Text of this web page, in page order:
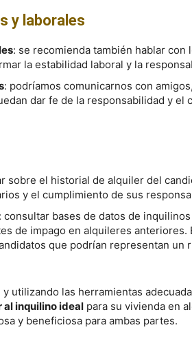
y laborales
: se recomienda también hablar con
la estabilidad laboral y la
: podríamos comunicarnos con
dar fe de la responsabilidad y el
sobre el historial de alquiler del
y el cumplimiento de sus
: consultar bases de datos de
de impago en alquileres anteriores.
que podrían representan un
utilizando las herramientas
al inquilino ideal para su vivienda en
y beneficiosa para ambas partes.